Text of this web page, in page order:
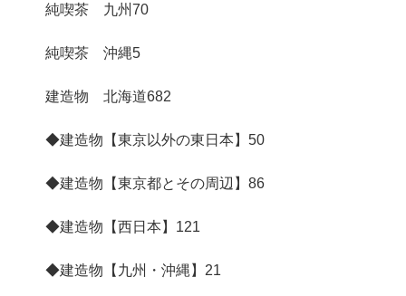
純喫茶 九州70
純喫茶 沖縄5
建造物 北海道682
◆建造物【東京以外の東日本】 50
◆建造物【東京都とその周辺】 86
◆建造物【西日本】 121
◆建造物【九州・沖縄】 21